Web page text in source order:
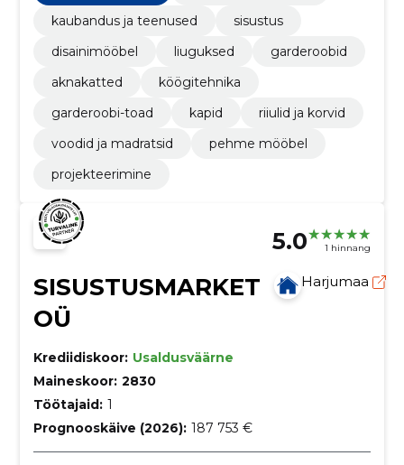
kaubandus ja teenused
sisustus
disainimööbel
liuguksed
garderoobid
aknakatted
köögitehnika
garderoobi-toad
kapid
riiulid ja korvid
voodid ja madratsid
pehme mööbel
projekteerimine
5.0 1 hinnang
SISUSTUSMARKET
OÜ
Harjumaa
Krediidiskoor: Usaldusväärne
Maineskoor: 2830
Töötajaid: 1
Prognooskäive (2026): 187 753 €